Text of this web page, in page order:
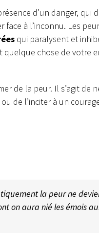
d’un danger, qui
à l’inconnu. Les
qui paralysent et
quelque chose de votre
de la peur. Il s’agit de
de l’inciter à un
la peur ne
on aura nié les émois